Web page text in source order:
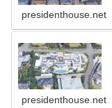
presidenthouse.net
presidenthouse.net